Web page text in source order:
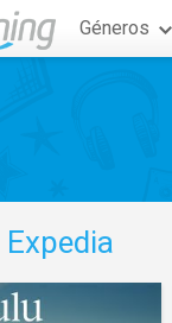
Géneros
Expedia